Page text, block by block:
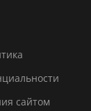
сайтом